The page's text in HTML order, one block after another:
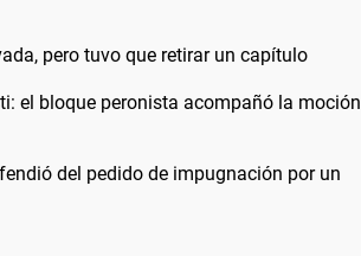
pero tuvo que retirar un capítulo
el bloque peronista acompañó la moción
del pedido de impugnación por un